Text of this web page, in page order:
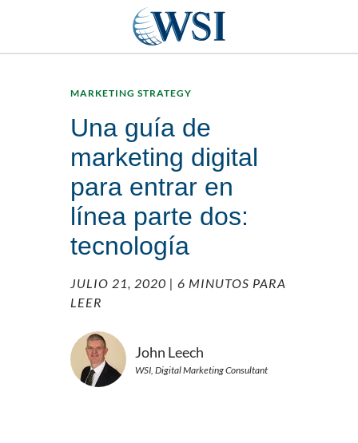
MARKETING STRATEGY
Una guía de
marketing digital
para entrar en
línea parte dos:
tecnología
JULIO 21, 2020 | 6 MINUTOS PARA
LEER
John Leech
WSI, Digital Marketing Consultant